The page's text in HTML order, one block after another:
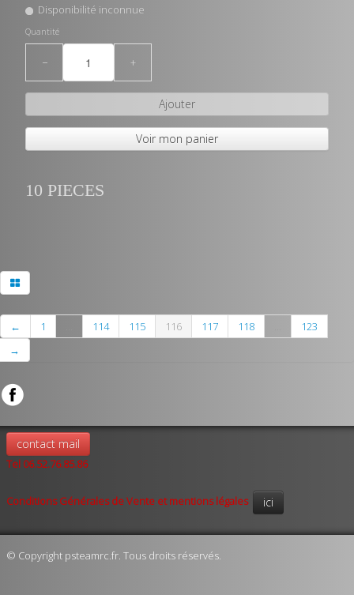
Disponibilité inconnue
Quantité
− +
Ajouter
Voir mon panier
10 PIECES
← 1 114 115 116 117 118
123
→
contact mail
Tel 06.52.76.85.86
Conditions Générales de Vente et mentions légales ici
© Copyright psteamrc.fr. Tous droits réservés.